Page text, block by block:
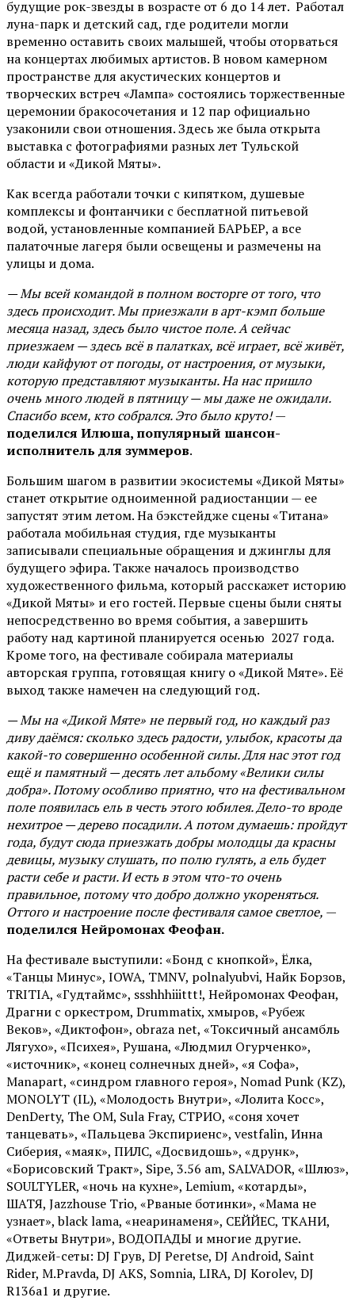
будущие рок-звезды в возрасте от 6 до 14 лет. Работал
луна-парк и детский сад, где родители могли
временно оставить своих малышей, чтобы оторваться
на концертах любимых артистов. В новом камерном
пространстве для акустических концертов и
творческих встреч «Лампа» состоялись торжественные
церемонии бракосочетания и 12 пар официально
узаконили свои отношения. Здесь же была открыта
выставка с фотографиями разных лет Тульской
области и «Дикой Мяты».
Как всегда работали точки с кипятком, душевые
комплексы и фонтанчики с бесплатной питьевой
водой, установленные компанией БАРЬЕР, а все
палаточные лагеря были освещены и размечены на
улицы и дома.
— Мы всей командой в полном восторге от того, что
здесь происходит. Мы приезжали в арт-кэмп больше
месяца назад, здесь было чистое поле. А сейчас
приезжаем — здесь всё в палатках, всё играет, всё живёт,
люди кайфуют от погоды, от настроения, от музыки,
которую представляют музыканты. На нас пришло
очень много людей в пятницу — мы даже не ожидали.
Спасибо всем, кто собрался. Это было круто!—
поделился Илюша, популярный шансон-
исполнитель для зуммеров.
Большим шагом в развитии экосистемы «Дикой Мяты»
станет открытие одноименной радиостанции — ее
запустят этим летом. На бэкстейдже сцены «Титана»
работала мобильная студия, где музыканты
записывали специальные обращения и джинглы для
будущего эфира. Также началось производство
художественного фильма, который расскажет историю
«Дикой Мяты» и его гостей. Первые сцены были сняты
непосредственно во время события, а завершить
работу над картиной планируется осенью 2027 года.
Кроме того, на фестивале собирала материалы
авторская группа, готовящая книгу о «Дикой Мяте». Её
выход также намечен на следующий год.
— Мы на «Дикой Мяте» не первый год, но каждый раз
диву даёмся: сколько здесь радости, улыбок, красоты да
какой-то совершенно особенной силы. Для нас этот год
ещё и памятный — десять лет альбому «Велики силы
добра». Потому особливо приятно, что на фестивальном
поле появилась ель в честь этого юбилея. Дело-то вроде
нехитрое — дерево посадили. А потом думаешь: пройдут
года, будут сюда приезжать добры молодцы да красны
девицы, музыку слушать, по полю гулять, а ель будет
расти себе и расти. И есть в этом что-то очень
правильное, потому что добро должно укореняться.
Оттого и настроение после фестиваля самое светлое, —
поделился Нейромонах Феофан.
На фестивале выступили: «Бонд с кнопкой», Ёлка,
«Танцы Минус», IOWA, TMNV, polnalyubvi, Найк Борзов,
TRITIA, «Гудтаймс», ssshhhiiittt!, Нейромонах Феофан,
Драгни с оркестром, Drummatix, хмыров, «Рубеж
Веков», «Диктофон», obraza net, «Токсичный ансамбль
Лягухо», «Психея», Рушана, «Людмил Огурченко»,
«источник», «конец солнечных дней», «я Софа»,
Manapart, «синдром главного героя», Nomad Punk (KZ),
MONOLYT (IL), «Молодость Внутри», «Лолита Косс»,
DenDerty, The OM, Sula Fray, СТРИО, «соня хочет
танцевать», «Пальцева Экспириенс», vestfalin, Инна
Сиберия, «маяк», ПИЛС, «Досвидошь», «друнк»,
«Борисовский Тракт», Sipe, 3.56 am, SALVADOR, «Шлюз»,
SOULTYLER, «ночь на кухне», Lemium, «котарды»,
ШАТЯ, Jazzhouse Trio, «Рваные ботинки», «Мама не
узнает», black lama, «неаринаменя», СЕЙЙЕС, ТКАНИ,
«Ответы Внутри», ВОДОПАДЫ и многие другие.
Диджей-сеты: DJ Грув, DJ Peretse, DJ Android, Saint
Rider, М.Pravda, DJ AKS, Somnia, LIRA, DJ Korolev, DJ
R136a1 и другие.